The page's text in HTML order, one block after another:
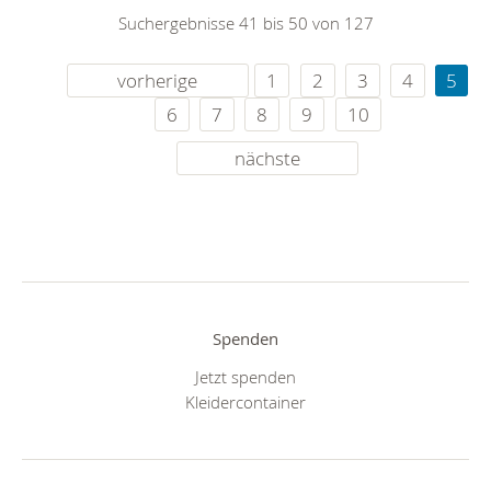
Suchergebnisse 41 bis 50 von 127
vorherige 1 2 3 4
5
6
7 8 9
10
nächste
Spenden
Jetzt spenden
Kleidercontainer